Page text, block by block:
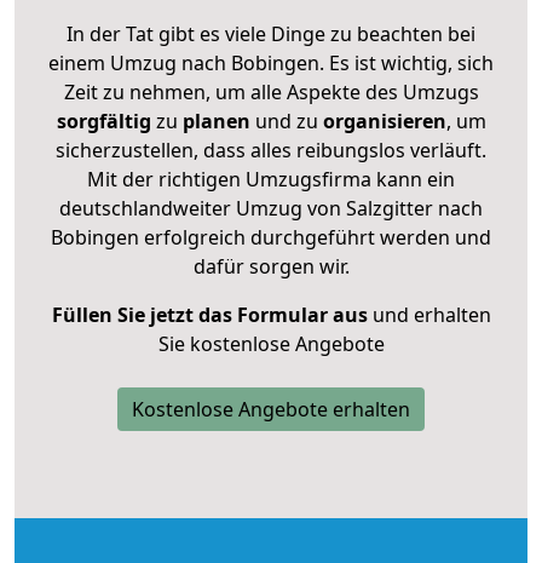
In der Tat gibt es viele Dinge zu beachten bei
einem Umzug nach Bobingen. Es ist wichtig, sich
Zeit zu nehmen, um alle Aspekte des Umzugs
sorgfältig zu planen und zu organisieren, um
sicherzustellen, dass alles reibungslos verläuft.
Mit der richtigen Umzugsfirma kann ein
deutschlandweiter Umzug von Salzgitter nach
Bobingen erfolgreich durchgeführt werden und
dafür sorgen wir.
Füllen Sie jetzt das Formular ausund erhalten
Sie kostenlose Angebote
Kostenlose Angebote erhalten